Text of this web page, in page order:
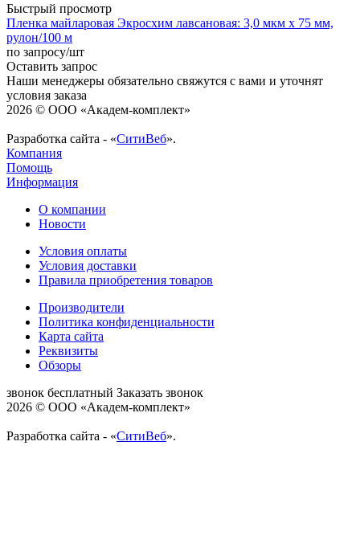
Быстрый просмотр
Пленка майларовая Экросхим лавсановая: 3,0 мкм х 75 мм,
рулон/100 м
по запросу/шт
Оставить запрос
Наши менеджеры обязательно свяжутся с вами и уточнят
условия заказа
2026 © ООО «Академ-комплект»
Разработка сайта - «СитиВеб».
Компания
Помощь
Информация
О компании
Новости
Условия оплаты
Условия доставки
Правила приобретения товаров
Производители
Политика конфиденциальности
Карта сайта
Реквизиты
Обзоры
звонок бесплатный Заказать звонок
2026 © ООО «Академ-комплект»
Разработка сайта - «СитиВеб».